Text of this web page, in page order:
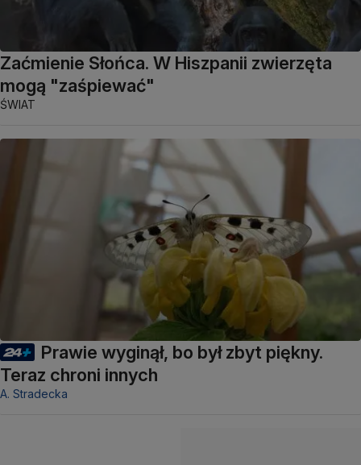
Zaćmienie Słońca. W Hiszpanii zwierzęta
mogą "zaśpiewać"
ŚWIAT
Prawie wyginął, bo był zbyt piękny.
Teraz chroni innych
A. Stradecka